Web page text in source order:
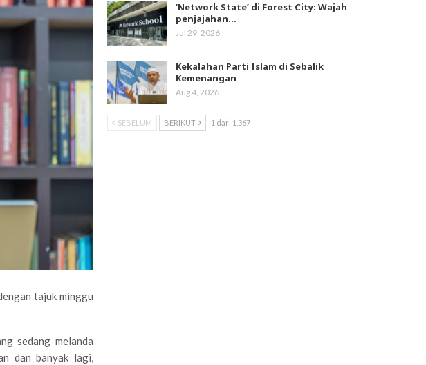
tajuk minggu
sedang melanda
dan banyak lagi,
‘Network State’ di Forest City: Wajah
penjajahan…
Jul 29, 2026
Kekalahan Parti Islam di Sebalik
Kemenangan
Aug 4, 2026
SEBELUM BERIKUT 1 dari 1,367